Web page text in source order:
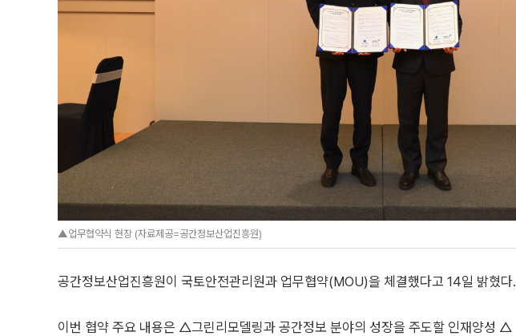
▲업무협약식 현장 (자료제공=공간정보산업진흥원)
공간정보산업진흥원이 국토안전관리원과 업무협약(MOU)을 체결했다고 14일 밝혔다.
이번 협약 주요 내용은 △그린리모델링과 공간정보 분야의 성장을 주도할 인재양성 △